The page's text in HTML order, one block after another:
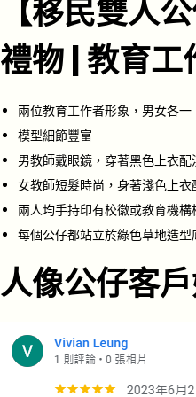
【移民雙人
禮物 | 教育
兩位教育工作者形象，男女各一
模型細節豐富
男教師戴眼鏡，穿著黑色上衣配
女教師短髮時尚，身著淺色上衣
兩人均手持印有校徽或教育機
每個公仔都站立於綠色草地造
人像公仔客